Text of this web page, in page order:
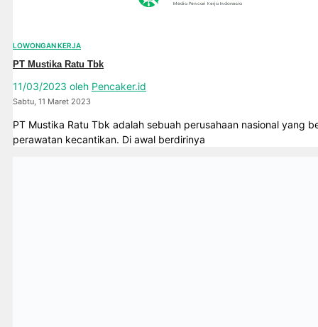
LOWONGAN KERJA
PT Mustika Ratu Tbk
11/03/2023 oleh Pencaker.id
Sabtu, 11 Maret 2023
PT Mustika Ratu Tbk adalah sebuah perusahaan nasional
perawatan kecantikan. Di awal berdirinya